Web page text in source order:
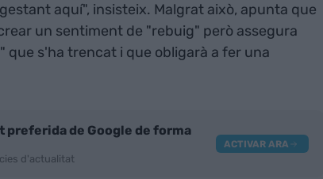
aquí", insisteix. Malgrat això, apunta que
un sentiment de "rebuig" però assegura
que s'ha trencat i que obligarà a fer una
preferida de Google de forma
d'actualitat
ACTIVAR ARA